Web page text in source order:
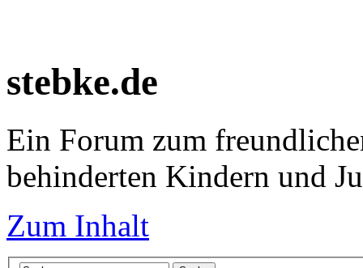
stebke.de
Ein Forum zum
behinderten Kindern und
Zum Inhalt